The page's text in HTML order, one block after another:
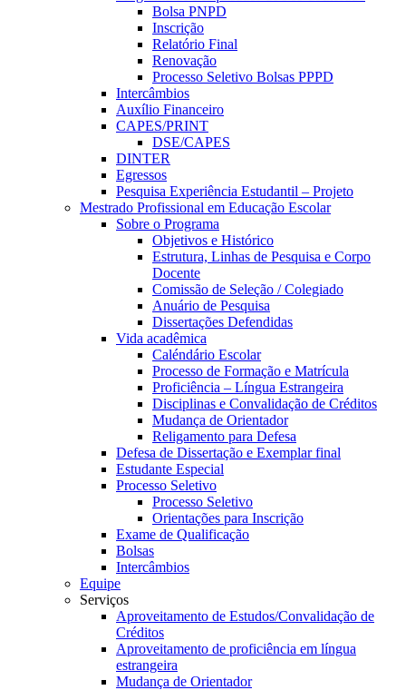
Bolsa PNPD
Inscrição
Relatório Final
Renovação
Processo Seletivo Bolsas PPPD
Intercâmbios
Auxílio Financeiro
CAPES/PRINT
DSE/CAPES
DINTER
Egressos
Pesquisa Experiência Estudantil – Projeto
Mestrado Profissional em Educação Escolar
Sobre o Programa
Objetivos e Histórico
Estrutura, Linhas de Pesquisa e Corpo
Docente
Comissão de Seleção / Colegiado
Anuário de Pesquisa
Dissertações Defendidas
Vida acadêmica
Caléndário Escolar
Processo de Formação e Matrícula
Proficiência – Língua Estrangeira
Disciplinas e Convalidação de Créditos
Mudança de Orientador
Religamento para Defesa
Defesa de Dissertação e Exemplar final
Estudante Especial
Processo Seletivo
Processo Seletivo
Orientações para Inscrição
Exame de Qualificação
Bolsas
Intercâmbios
Equipe
Serviços
Aproveitamento de Estudos/Convalidação de
Créditos
Aproveitamento de proficiência em língua
estrangeira
Mudança de Orientador